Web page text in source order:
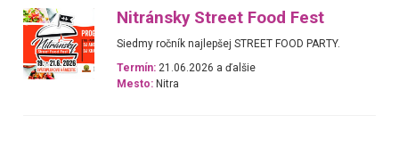
Nitránsky Street Food Fest
Siedmy ročník najlepšej STREET FOOD PARTY.
Termín: 21.06.2026 a ďalšie
Mesto: Nitra